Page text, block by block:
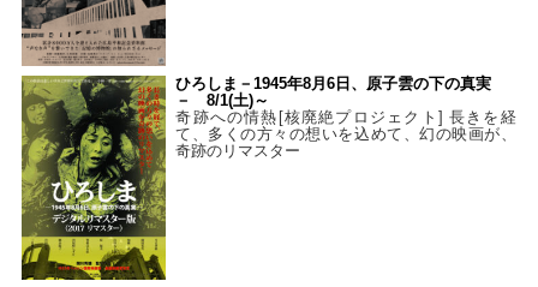
ひろしま－1945年8月6日、原子雲の下の真実
－ 8/1(土)～
奇跡への情熱[核廃絶プロジェクト] 長きを経
て、多くの方々の想いを込めて、幻の映画が、
奇跡のリマスター